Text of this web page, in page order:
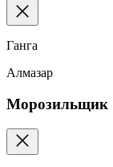
Ганга
Алмазар
Морозильщик